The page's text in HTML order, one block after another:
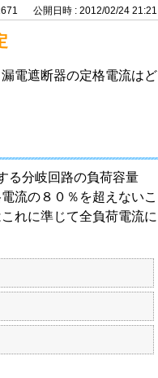
公開日時 : 2012/02/24 21:21
電遮断器の定格電流はど
る分岐回路の負荷容量
流の８０％を超えないこ
れに準じて全負荷電流に